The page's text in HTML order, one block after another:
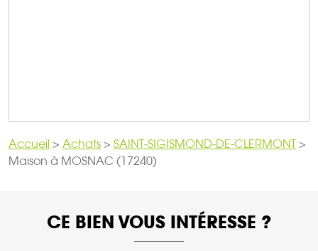
Accueil > Achats > SAINT-SIGISMOND-DE-CLERMONT >
Maison à MOSNAC (17240)
CE BIEN VOUS INTÉRESSE ?